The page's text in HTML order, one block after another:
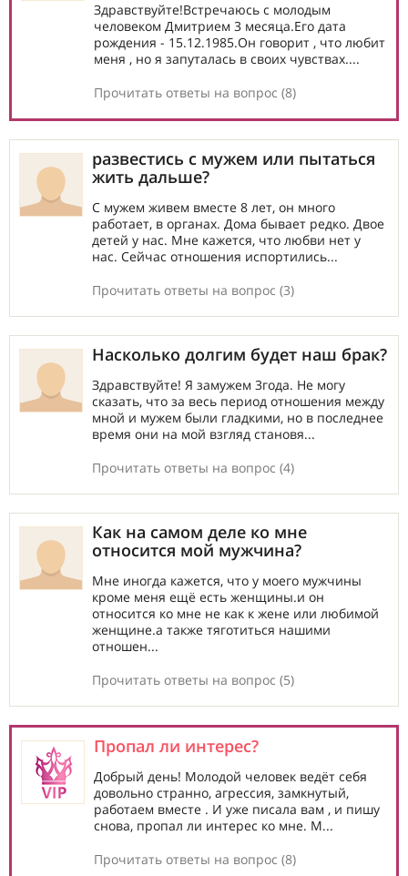
Здравствуйте!Встречаюсь с молодым
человеком Дмитрием 3 месяца.Его дата
рождения - 15.12.1985.Он говорит , что любит
меня , но я запуталась в своих чувствах....
Прочитать ответы на вопрос (8)
развестись с мужем или пытаться
жить дальше?
С мужем живем вместе 8 лет, он много
работает, в органах. Дома бывает редко. Двое
детей у нас. Мне кажется, что любви нет у
нас. Сейчас отношения испортились...
Прочитать ответы на вопрос (3)
Насколько долгим будет наш брак?
Здравствуйте! Я замужем 3года. Не могу
сказать, что за весь период отношения между
мной и мужем были гладкими, но в последнее
время они на мой взгляд становя...
Прочитать ответы на вопрос (4)
Как на самом деле ко мне
относится мой мужчина?
Мне иногда кажется, что у моего мужчины
кроме меня ещё есть женщины.и он
относится ко мне не как к жене или любимой
женщине.а также тяготиться нашими
отношен...
Прочитать ответы на вопрос (5)
Пропал ли интерес?
Добрый день! Молодой человек ведёт себя
довольно странно, агрессия, замкнутый,
работаем вместе . И уже писала вам , и пишу
снова, пропал ли интерес ко мне. М...
Прочитать ответы на вопрос (8)